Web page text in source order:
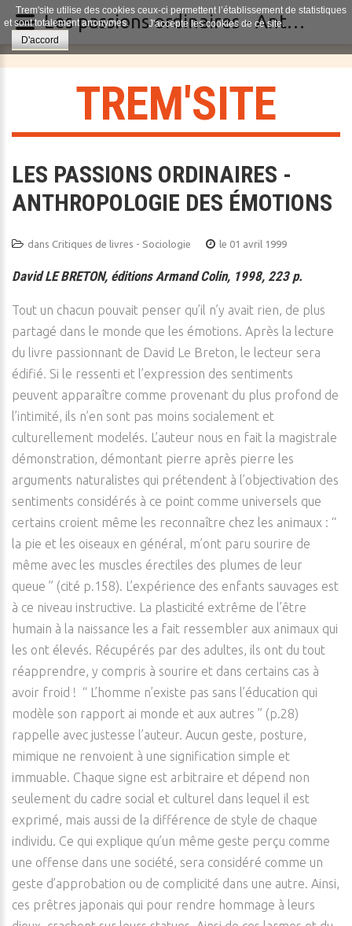
TREM'SITE
LES PASSIONS ORDINAIRES -
ANTHROPOLOGIE DES ÉMOTIONS
dans Critiques de livres - Sociologie le 01 avril 1999
David LE BRETON, éditions Armand Colin, 1998, 223 p.
Tout un chacun pouvait penser qu’il n’y avait rien, de plus
partagé dans le monde que les émotions. Après la lecture
du livre passionnant de David Le Breton, le lecteur sera
édifié. Si le ressenti et l’expression des sentiments
peuvent apparaître comme provenant du plus profond de
l’intimité, ils n’en sont pas moins socialement et
culturellement modelés. L’auteur nous en fait la magistrale
démonstration, démontant pierre après pierre les
arguments naturalistes qui prétendent à l’objectivation des
sentiments considérés à ce point comme universels que
certains croient même les reconnaître chez les animaux : “
la pie et les oiseaux en général, m’ont paru sourire de
même avec les muscles érectiles des plumes de leur
queue ” (cité p.158). L’expérience des enfants sauvages est
à ce niveau instructive. La plasticité extrême de l’être
humain à la naissance les a fait ressembler aux animaux qui
les ont élevés. Récupérés par des adultes, ils ont du tout
réapprendre, y compris à sourire et dans certains cas à
avoir froid ! “ L’homme n’existe pas sans l’éducation qui
modèle son rapport ai monde et aux autres ” (p.28)
rappelle avec justesse l’auteur. Aucun geste, posture,
mimique ne renvoient à une signification simple et
immuable. Chaque signe est arbitraire et dépend non
seulement du cadre social et culturel dans lequel il est
exprimé, mais aussi de la différence de style de chaque
individu. Ce qui explique qu’un même geste perçu comme
une offense dans une société, sera considéré comme un
geste d’approbation ou de complicité dans une autre. Ainsi,
ces prêtres japonais qui pour rendre hommage à leurs
Trem'site utilise des cookies ceux-ci permettent l’établissement de statistiques
et sont totalement anonymes.
J'accepte les cookies de ce site.
D'accord
Les passions ordinaires - Anthropologie des émotions